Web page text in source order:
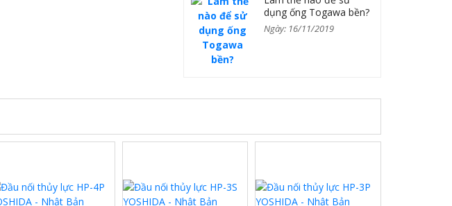
dụng ống Togawa bền?
Ngày: 16/11/2019